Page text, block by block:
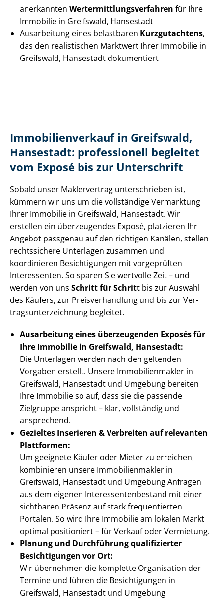
anerkannten Wert­ermitt­lungs­ver­fah­ren für Ihre
Immobilie in Greifswald, Hansestadt
Ausarbeitung eines belastbaren Kurzgutachtens,
das den realistischen Marktwert Ihrer Immobilie in
Greifswald, Hansestadt dokumentiert
Im­mo­bi­li­en­ver­kauf in Greifswald,
Hansestadt: professionell begleitet
vom Exposé bis zur Unterschrift
Sobald unser Maklervertrag unterschrieben ist,
kümmern wir uns um die vollständige Vermarktung
Ihrer Immobilie in Greifswald, Hansestadt. Wir
erstellen ein überzeugendes Exposé, platzieren Ihr
Angebot passgenau auf den richtigen Kanälen, stellen
rechtssichere Unterlagen zusammen und
koordinieren Besichtigungen mit vorgeprüften
Interessenten. So sparen Sie wertvolle Zeit – und
werden von uns Schritt für Schritt bis zur Auswahl
des Käufers, zur Preis­ver­hand­lung und bis zur Ver­
trags­un­ter­zeich­nung begleitet.
Ausarbeitung eines überzeugenden Exposés für
Ihre Immobilie in Greifswald, Hansestadt:
Die Unterlagen werden nach den geltenden
Vorgaben erstellt. Unsere Im­mo­bi­li­en­mak­ler in
Greifswald, Hansestadt und Umgebung bereiten
Ihre Immobilie so auf, dass sie die passende
Zielgruppe anspricht – klar, vollständig und
ansprechend.
Gezieltes Inserieren & Verbreiten auf relevanten
Plattformen:
Um geeignete Käufer oder Mieter zu erreichen,
kombinieren unsere Im­mo­bi­li­en­mak­ler in
Greifswald, Hansestadt und Umgebung Anfragen
aus dem eigenen In­ter­es­sen­ten­be­stand mit einer
sichtbaren Präsenz auf stark frequentierten
Portalen. So wird Ihre Immobilie am lokalen Markt
optimal positioniert – für Verkauf oder Vermietung.
Planung und Durchführung qualifizierter
Besichtigungen vor Ort:
Wir übernehmen die komplette Organisation der
Termine und führen die Besichtigungen in
Greifswald, Hansestadt und Umgebung